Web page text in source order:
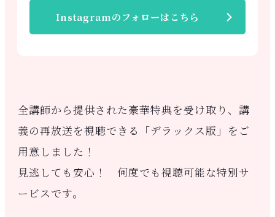
Instagramのフォローはこちら
全講師から提供された豪華特典を受け取り、講
義の再放送を視聴できる「デラックス版」をご
用意しました！
見逃しても安心！ 何度でも視聴可能な特別サ
ービスです。